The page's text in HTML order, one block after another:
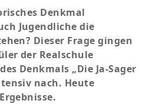
Denkmal
Jugendliche die
Dieser Frage gingen
der Realschule
Denkmals „Die Ja-Sager
nach. Heute